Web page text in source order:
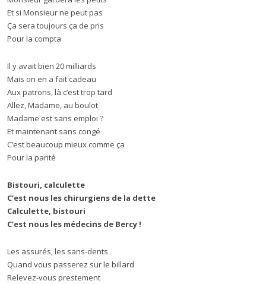
Et si Monsieur ne peut pas
Ça sera toujours ça de pris
Pour la compta
Il y avait bien 20 milliards
Mais on en a fait cadeau
Aux patrons, là c’est trop tard
Allez, Madame, au boulot
Madame est sans emploi ?
Et maintenant sans congé
C’est beaucoup mieux comme ça
Pour la parité
Bistouri, calculette
C’est nous les chirurgiens de la dette
Calculette, bistouri
C’est nous les médecins de Bercy !
Les assurés, les sans-dents
Quand vous passerez sur le billard
Relevez-vous prestement